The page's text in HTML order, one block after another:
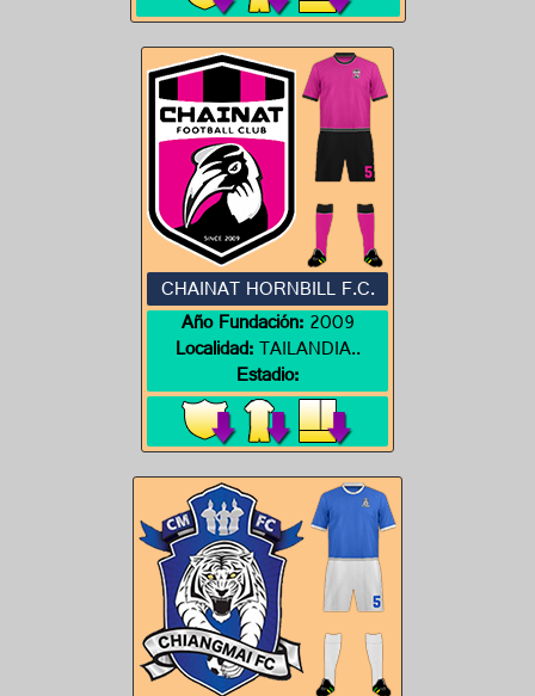
CHAINAT HORNBILL F.C.
Año Fundación:2009
Localidad:TAILANDIA..
Estadio: